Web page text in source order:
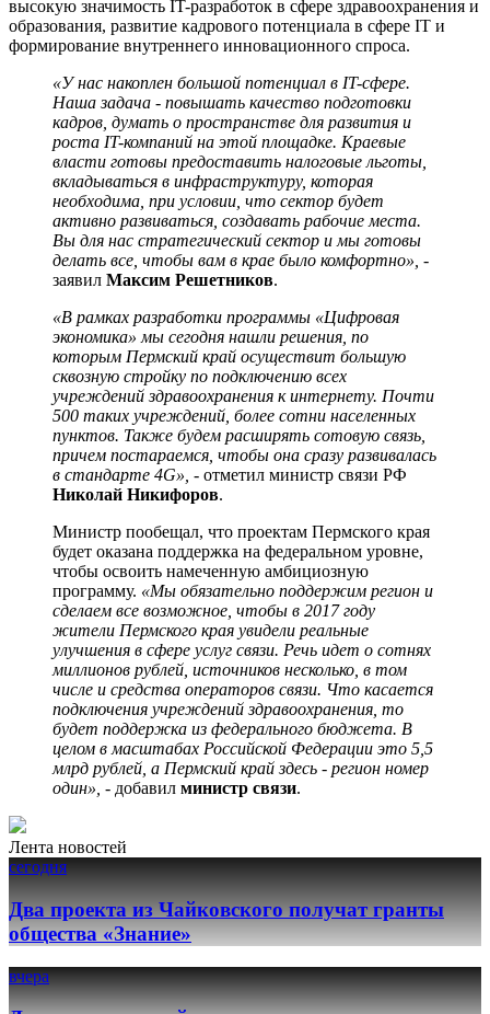
высокую значимость IT-разработок в сфере здравоохранения и
образования, развитие кадрового потенциала в сфере IT и
формирование внутреннего инновационного спроса.
«У нас накоплен большой потенциал в IT-сфере.
Наша задача - повышать качество подготовки
кадров, думать о пространстве для развития и
роста IT-компаний на этой площадке. Краевые
власти готовы предоставить налоговые льготы,
вкладываться в инфраструктуру, которая
необходима, при условии, что сектор будет
активно развиваться, создавать рабочие места.
Вы для нас стратегический сектор и мы готовы
делать все, чтобы вам в крае было комфортно», -
заявил Максим Решетников.
«В рамках разработки программы «Цифровая
экономика» мы сегодня нашли решения, по
которым Пермский край осуществит большую
сквозную стройку по подключению всех
учреждений здравоохранения к интернету. Почти
500 таких учреждений, более сотни населенных
пунктов. Также будем расширять сотовую связь,
причем постараемся, чтобы она сразу развивалась
в стандарте 4G», - отметил министр связи РФ
Николай Никифоров.
Министр пообещал, что проектам Пермского края
будет оказана поддержка на федеральном уровне,
чтобы освоить намеченную амбициозную
программу. «Мы обязательно поддержим регион и
сделаем все возможное, чтобы в 2017 году
жители Пермского края увидели реальные
улучшения в сфере услуг связи. Речь идет о сотнях
миллионов рублей, источников несколько, в том
числе и средства операторов связи. Что касается
подключения учреждений здравоохранения, то
будет поддержка из федерального бюджета. В
целом в масштабах Российской Федерации это 5,5
млрд рублей, а Пермский край здесь - регион номер
один», - добавил министр связи.
Лента новостей
сегодня
Два проекта из Чайковского получат гранты
общества «Знание»
вчера